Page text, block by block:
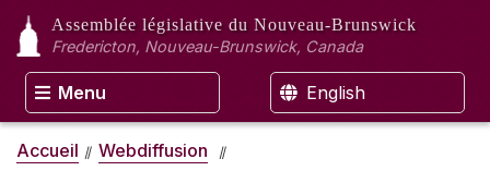
Assemblée législative du Nouveau-Brunswick
Fredericton, Nouveau-Brunswick, Canada
Menu English
Accueil
Webdiffusion